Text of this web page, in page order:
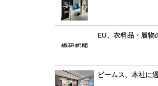
EU、衣料品・履
ビームス、本社に